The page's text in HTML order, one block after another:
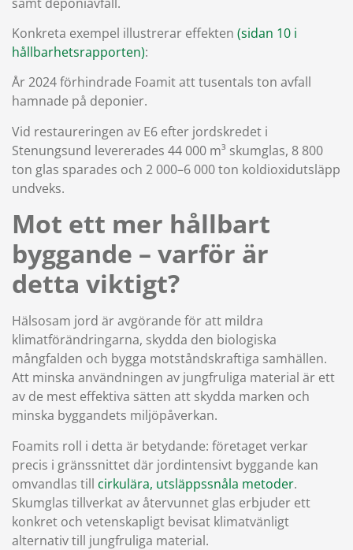
Konkreta exempel illustrerar effekten (sidan 10 i
hållbarhetsrapporten):
År 2024 förhindrade Foamit att tusentals ton avfall
hamnade på deponier.
Vid restaureringen av E6 efter jordskredet i
Stenungsund levererades 44 000 m³ skumglas, 8 800
ton glas sparades och 2 000–6 000 ton koldioxidutsläpp
undveks.
Mot ett mer hållbart
byggande – varför är
detta viktigt?
Hälsosam jord är avgörande för att mildra
klimatförändringarna, skydda den biologiska
mångfalden och bygga motståndskraftiga samhällen.
Att minska användningen av jungfruliga material är ett
av de mest effektiva sätten att skydda marken och
minska byggandets miljöpåverkan.
Foamits roll i detta är betydande: företaget verkar
precis i gränssnittet där jordintensivt byggande kan
omvandlas till cirkulära, utsläppssnåla metoder.
Skumglas tillverkat av återvunnet glas erbjuder ett
konkret och vetenskapligt bevisat klimatvänligt
alternativ till jungfruliga material.